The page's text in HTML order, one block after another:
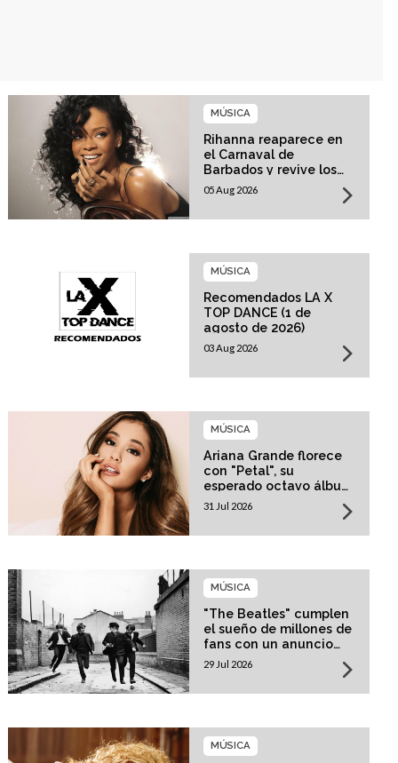
Rihanna reaparece en
el Carnaval de
Barbados y revive los
rumores sobre su
esperado regreso
MÚSICA
05 Aug 2026
Recomendados LA X
TOP DANCE (1 de
agosto de 2026)
MÚSICA
03 Aug 2026
Ariana Grande florece
con "Petal", su
esperado octavo álbum
de estudio
MÚSICA
31 Jul 2026
"The Beatles" cumplen
el sueño de millones de
fans con un anuncio
histórico
MÚSICA
29 Jul 2026
MÚSICA